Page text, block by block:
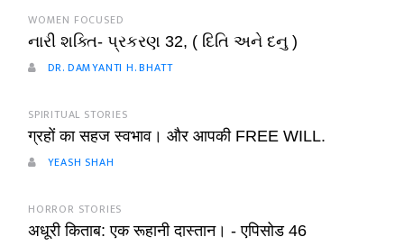
WOMEN FOCUSED
નારી શક્તિ- પ્રકરણ 32, ( દિતિ અને દનુ )
DR. DAMYANTI H. BHATT
SPIRITUAL STORIES
ग्रहों का सहज स्वभाव। और आपकी FREE WILL.
YEASH SHAH
HORROR STORIES
अधूरी किताब: एक रूहानी दास्तान। - एपिसोड 46